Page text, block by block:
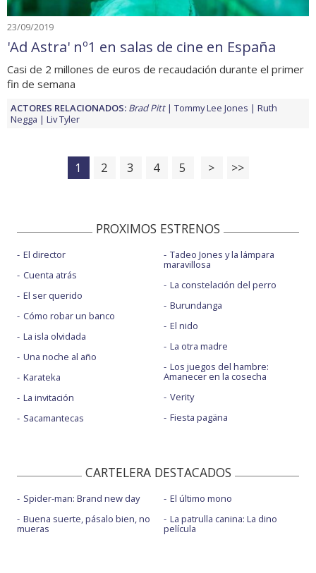
23/09/2019
'Ad Astra' nº1 en salas de cine en España
Casi de 2 millones de euros de recaudación durante el primer
fin de semana
ACTORES RELACIONADOS: Brad Pitt Tommy Lee Jones
Ruth
Negga
Liv Tyler
1 2 3 4 5 > >>
PROXIMOS ESTRENOS
El director
Cuenta atrás
El ser querido
Cómo robar un banco
La isla olvidada
Una noche al año
Karateka
La invitación
Sacamantecas
Tadeo Jones y la lámpara
maravillosa
La constelación del perro
Burundanga
El nido
La otra madre
Los juegos del hambre:
Amanecer en la cosecha
Verity
Fiesta pagäna
CARTELERA DESTACADOS
Spider-man: Brand new day
Buena suerte, pásalo bien, no
mueras
El último mono
La patrulla canina: La dino
película